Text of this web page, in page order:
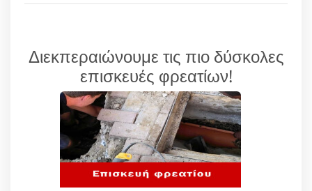
Διεκπεραιώνουμε τις πιο δύσκολες
επισκευές φρεατίων!